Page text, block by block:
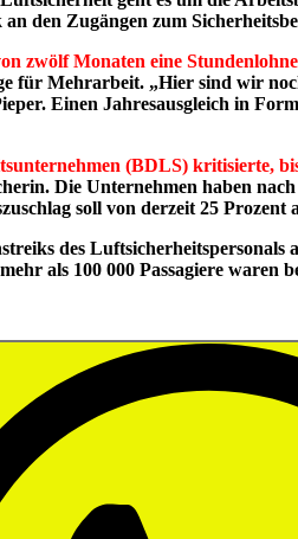
an den Zugängen zum
zwölf Monaten eine
für Mehrarbeit. „Hier sind wir
Einen Jahresausgleich in
(BDLS) kritisierte,
Die Unternehmen haben
soll von derzeit 25
des
als 100 000 Passagiere